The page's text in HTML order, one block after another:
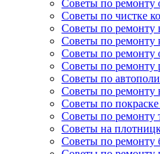
Советы по ремонту
Советы по чистке
Советы по ремонту
Советы по ремонту
Советы по ремонту
Советы по ремонту
Советы по
Советы по ремонту
Советы по
Советы по ремонту
Советы на
Советы по ремонту